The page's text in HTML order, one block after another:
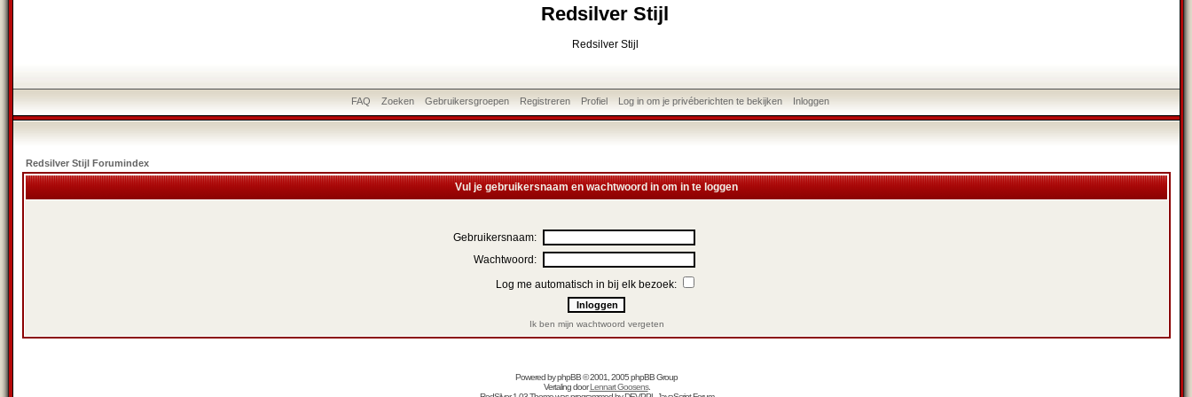
Redsilver Stijl
Redsilver Stijl
FAQ Zoeken Gebruikersgroepen Registreren Profiel Log in om je privéberichten te bekijken Inloggen
Redsilver Stijl Forumindex
Vul je gebruikersnaam en wachtwoord in om in te loggen
Gebruikersnaam:
Wachtwoord:
Log me automatisch in bij elk bezoek:
Ik ben mijn wachtwoord vergeten
Powered byphpBB© 2001, 2005 phpBB Group
Vertaling doorLennart Goosens.